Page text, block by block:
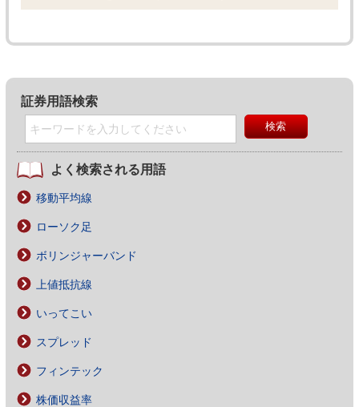
証券用語検索
よく検索される用語
移動平均線
ローソク足
ボリンジャーバンド
上値抵抗線
いってこい
スプレッド
フィンテック
株価収益率